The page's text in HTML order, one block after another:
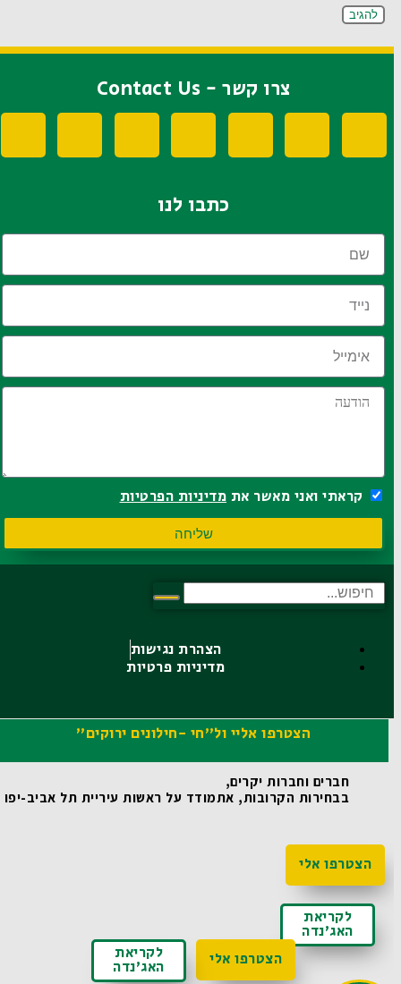
צרו קשר - Contact Us
כתבו לנו
קראתי ואני מאשר אתמדיניות הפרטיות
שליחה
הצהרת נגישות
מדיניות פרטיות
הצטרפו אליי ול"חי -חילונים ירוקים"
חברים וחברות יקרים,
בבחירות הקרובות, אתמודד על ראשות עיריית תל אביב-יפו
הצטרפו אלי
לקריאת
האג'נדה
הצטרפו אלי
לקריאת
האג'נדה